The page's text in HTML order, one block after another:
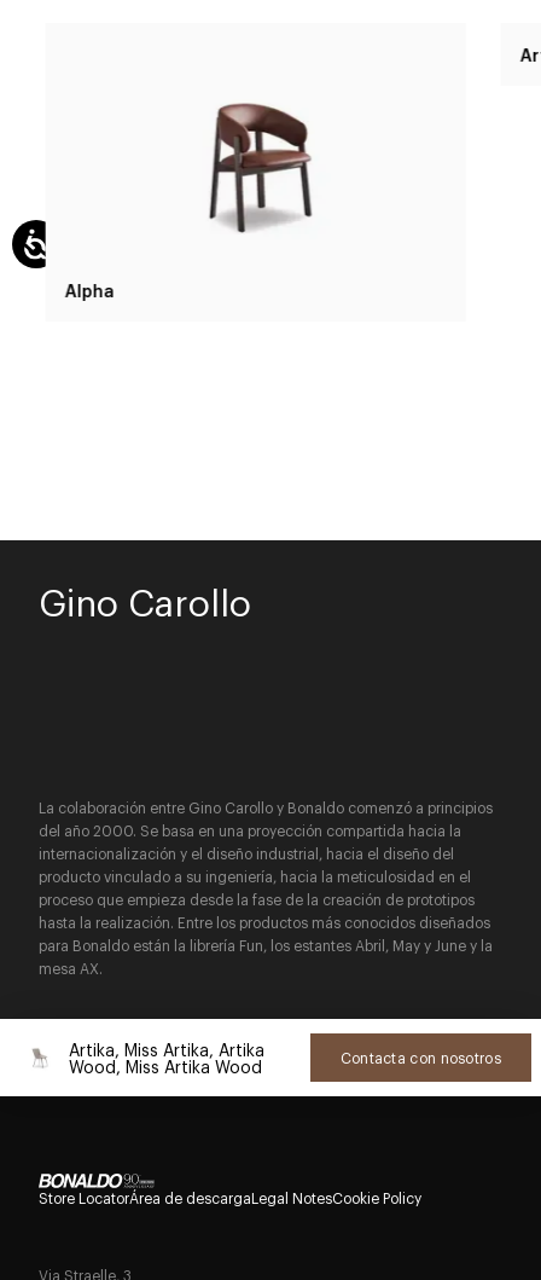
Alpha
Gino Carollo
La colaboración entre Gino Carollo y Bonaldo comenzó a principios
del año 2000. Se basa en una proyección compartida hacia la
internacionalización y el diseño industrial, hacia el diseño del
producto vinculado a su ingeniería, hacia la meticulosidad en el
proceso que empieza desde la fase de la creación de prototipos
hasta la realización. Entre los productos más conocidos diseñados
para Bonaldo están la librería Fun, los estantes Abril, May y June y la
mesa AX.
Artika, Miss Artika, Artika
Wood, Miss Artika Wood Contacta con nosotros
Store LocatorÁrea de descargaLegal NotesCookie Policy
Via Straelle, 3